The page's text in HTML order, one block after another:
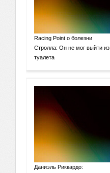
Racing Point о болезни
Стролла: Он не мог выйти из
туалета
Даниэль Риккардо: